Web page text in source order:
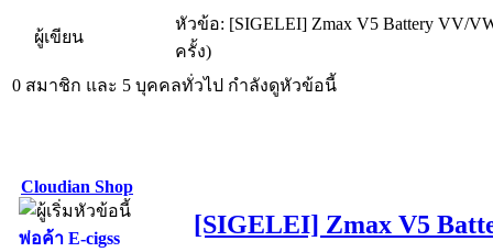
ผู้เขียน
หัวข้อ: [SIGELEI] Zmax V5 Battery VV/
ครั้ง)
0 สมาชิก และ 5 บุคคลทั่วไป กำลังดูหัวข้อนี้
Cloudian Shop
พ่อค้า E-cigss
[SIGELEI] Zmax V5